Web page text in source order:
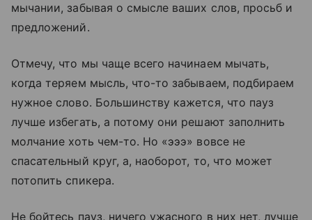
мычании, забывая о смысле ваших слов, просьб и
предложений.
Отмечу, что мы чаще всего начинаем мычать,
когда теряем мысль, что-то забываем, подбираем
нужное слово. Большинству кажется, что пауз
лучше избегать, а потому они решают заполнить
молчание хоть чем-то. Но «эээ» вовсе не
спасательный круг, а, наоборот, то, что может
потопить спикера.
Не бойтесь пауз, ничего ужасного в них нет, лучше